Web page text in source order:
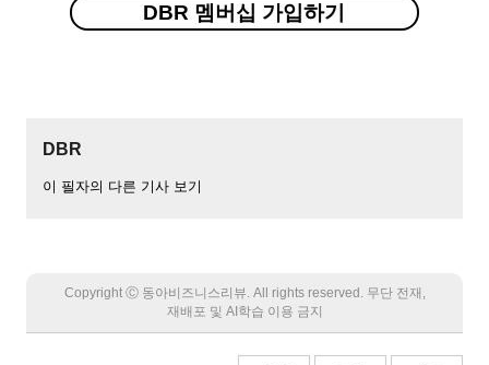
DBR 멤버십 가입하기
DBR
이 필자의 다른 기사 보기
Copyright Ⓒ 동아비즈니스리뷰. All rights reserved. 무단 전재,
재배포 및 AI학습 이용 금지